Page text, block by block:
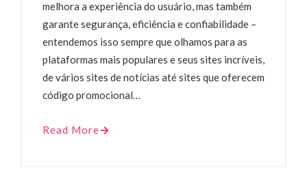
melhora a experiência do usuário, mas também
garante segurança, eficiência e confiabilidade –
entendemos isso sempre que olhamos para as
plataformas mais populares e seus sites incríveis,
de vários sites de notícias até sites que oferecem
código promocional…
Read More